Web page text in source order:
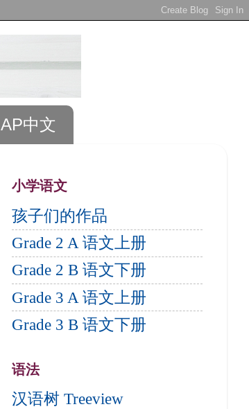
AP中文
小学语文
孩子们的作品
Grade 2 A 语文上册
Grade 2 B 语文下册
Grade 3 A 语文上册
Grade 3 B 语文下册
语法
汉语树 Treeview